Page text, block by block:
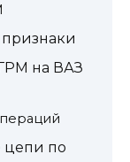
на ВАЗ
цепи по